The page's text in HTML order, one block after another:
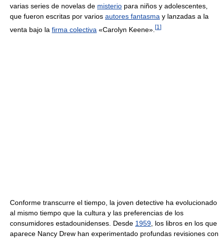
varias series de novelas de misterio para niños y adolescentes,
que fueron escritas por varios autores fantasma y lanzadas a la
venta bajo la firma colectiva «Carolyn Keene». [1 ]
Conforme transcurre el tiempo, la joven detective ha evolucionado
al mismo tiempo que la cultura y las preferencias de los
consumidores estadounidenses. Desde 1959 , los libros en los que
aparece Nancy Drew han experimentado profundas revisiones con